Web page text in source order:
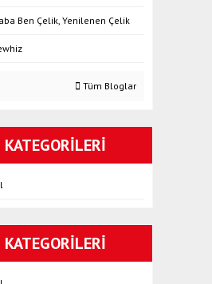
Ben Çelik, Yenilenen Çelik
Tüm Bloglar
KATEGORILERI
KATEGORILERI